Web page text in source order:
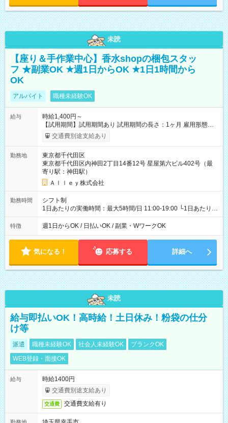
未読
【座り＆手作業中心】香水shopの梱包スタッ
フ ★副業OK ★週1日からOK ★1日1時間から
OK
アルバイト 職種未経験OK
給与
時給1,400円～
【試用期間】試用期間あり 試用期間の長さ：1ヶ月 雇用形態、
給与は本採用時と同じです。
交通費別途支給あり
勤務地
東京都千代田区
東京都千代田区内神田2丁目14番12号 星屋第六ビル402号（最
寄り駅：神田駅）
Ａｌｌｅｙ株式会社
勤務時間
シフト制
1日あたりの実働時間：最大5時間/日 11:00-19:00 └1日あたりの
実働時間：1-5時間 └上記の時間帯内であれば、いつでも勤務可
能！ └平日・土曜日の中で、お好きな曜日でご勤務いただけま
18:00 などのように、自由な働き方が可能なお仕事です！
特徴 週1日からOK / 日払いOK / 副業・WワークOK
気になる！ 応募する 詳細へ
未読
給与即払いOK！高時給！土日休み！粉袋の仕分
け等
派遣 職種未経験OK 社会人未経験OK
ブランクOK
WEB登録・面接OK
給与
時給1400円
交通費別途支給あり
交通費 交通費支給有り